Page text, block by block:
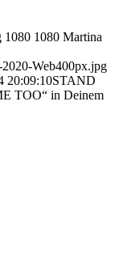
1080 1080 Martina
Web400px.jpg
20:09:10STAND
TOO“ in Deinem